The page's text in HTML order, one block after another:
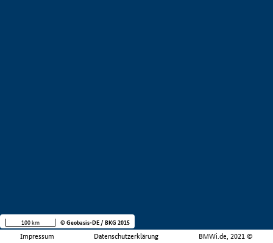
Impressum Datenschutzerklärung BMWi.de, 2021 ©
100 km © Geobasis-DE / BKG 2015